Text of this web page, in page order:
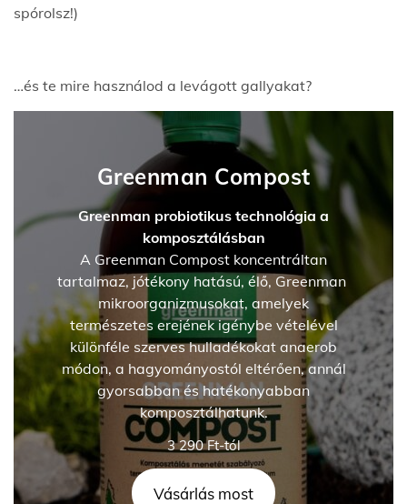
spórolsz!)
…és te mire használod a levágott gallyakat?
Greenman Compost
Greenman probiotikus technológia a
komposztálásban
A Greenman Compost koncentráltan
tartalmaz, jótékony hatású, élő, Greenman
mikroorganizmusokat, amelyek
természetes erejének igénybe vételével
különféle szerves hulladékokat anaerob
módon, a hagyományostól eltérően, annál
gyorsabban és hatékonyabban
komposztálhatunk.
3 290Ft-tól
Vásárlás most